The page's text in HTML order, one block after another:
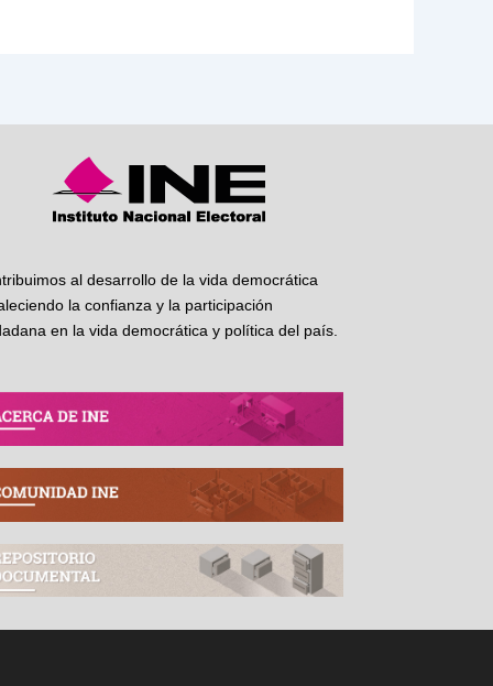
al desarrollo de la vida democrática
la confianza y la participación
en la vida democrática y política del país.